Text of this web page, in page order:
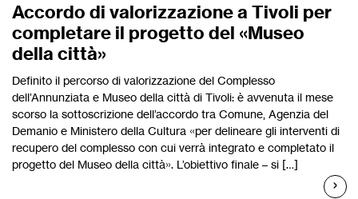
Accordo di valorizzazione a Tivoli per
completare il progetto del «Museo
della città»
Definito il percorso di valorizzazione del Complesso
dell’Annunziata e Museo della città di Tivoli: è avvenuta il mese
scorso la sottoscrizione dell’accordo tra Comune, Agenzia del
Demanio e Ministero della Cultura «per delineare gli interventi di
recupero del complesso con cui verrà integrato e completato il
progetto del Museo della città». L’obiettivo finale – si […]